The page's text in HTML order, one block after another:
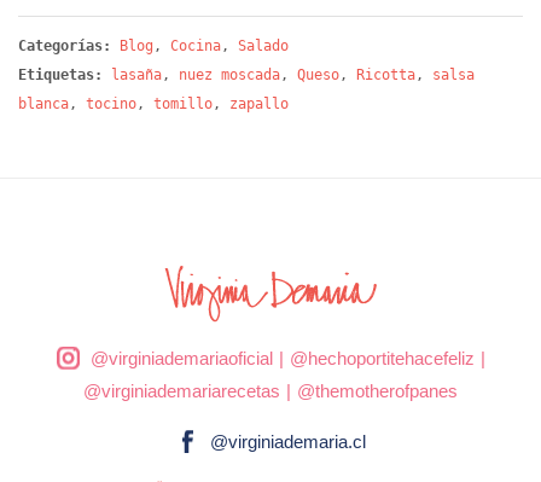
Categorías: Blog , Cocina, Salado
Etiquetas:
lasaña, nuez moscada, Queso, Ricotta, salsa
blanca, tocino, tomillo, zapallo
@virginiademariaoficial| @hechoportitehacefeliz |
@virginiademariarecetas | @themotherofpanes
@virginiademaria.cl